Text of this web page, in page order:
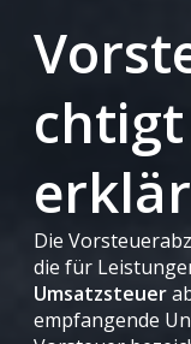
Die
die für
Umsatzsteuer
empfangende